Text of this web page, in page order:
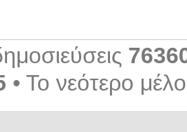
• Το νεότερο